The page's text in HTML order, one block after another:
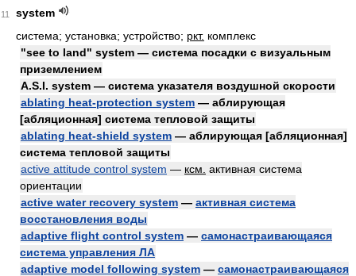
11
system
система; установка; устройство; ркт. комплекс
"see to land" system — система посадки с визуальным
приземлением
A.S.I. system — система указателя воздушной скорости
ablating heat-protection system — аблирующая
[абляционная] система тепловой защиты
ablating heat-shield system — аблирующая [абляционная]
система тепловой защиты
active attitude control system — ксм. активная система
ориентации
active water recovery system — активная система
восстановления воды
adaptive flight control system — самонастраивающаяся
система управления ЛА
adaptive model following system — самонастраивающаяся